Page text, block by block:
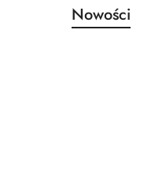
Pomiń karuzelę
Produkty
o
Nowości